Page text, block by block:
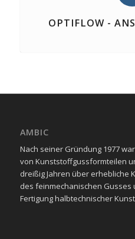
OPTIFLOW -
AMBIC
Nach seiner Gründung 1977
von Kunststoffgussformteilen
dreißig Jahren über erhebliche
des feinmechanischen
Fertigung halbtechnischer